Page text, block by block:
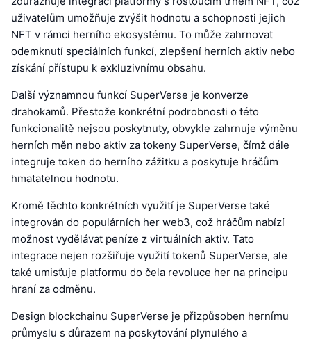
uživatelům umožňuje zvýšit hodnotu a schopnosti jejich
NFT v rámci herního ekosystému. To může zahrnovat
odemknutí speciálních funkcí, zlepšení herních aktiv nebo
získání přístupu k exkluzivnímu obsahu.
Další významnou funkcí SuperVerse je konverze
drahokamů. Přestože konkrétní podrobnosti o této
funkcionalitě nejsou poskytnuty, obvykle zahrnuje výměnu
herních měn nebo aktiv za tokeny SuperVerse, čímž dále
integruje token do herního zážitku a poskytuje hráčům
hmatatelnou hodnotu.
Kromě těchto konkrétních využití je SuperVerse také
integrován do populárních her web3, což hráčům nabízí
možnost vydělávat peníze z virtuálních aktiv. Tato
integrace nejen rozšiřuje využití tokenů SuperVerse, ale
také umisťuje platformu do čela revoluce her na principu
hraní za odměnu.
Design blockchainu SuperVerse je přizpůsoben hernímu
průmyslu s důrazem na poskytování plynulého a